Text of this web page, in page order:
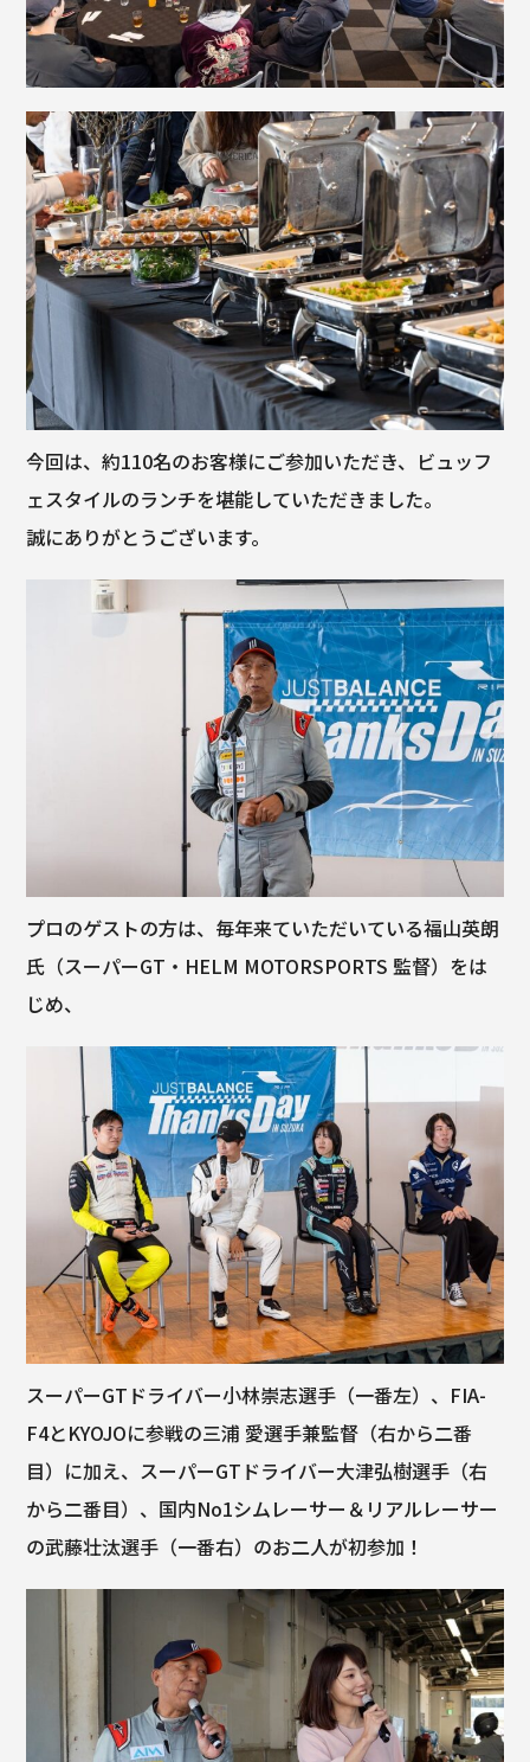
今回は、約110名のお客様にご参加いただき、ビュッフ
ェスタイルのランチを堪能していただきました。
誠にありがとうございます。
プロのゲストの方は、毎年来ていただいている福山英朗
氏（スーパーGT・HELM MOTORSPORTS 監督）をは
じめ、
スーパーGTドライバー小林崇志選手（一番左）、FIA-
F4とKYOJOに参戦の三浦 愛選手兼監督（右から二番
目）に加え、スーパーGTドライバー大津弘樹選手（右
から二番目）、国内No1シムレーサー＆リアルレーサー
の武藤壮汰選手（一番右）のお二人が初参加！